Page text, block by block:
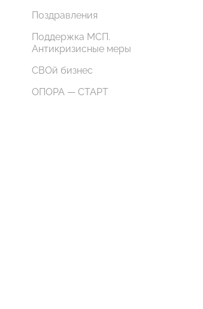
Поздравления
Поддержка МСП.
Антикризисные меры
СВОй бизнес
ОПОРА — СТАРТ